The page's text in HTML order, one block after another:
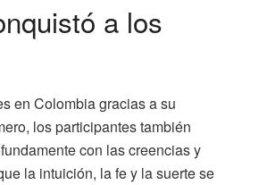
a los
en Colombia gracias a su
los participantes también
con las creencias y
la intuición, la fe y la suerte se